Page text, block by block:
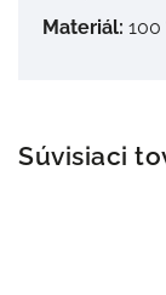
Materiál:
Súvisiaci